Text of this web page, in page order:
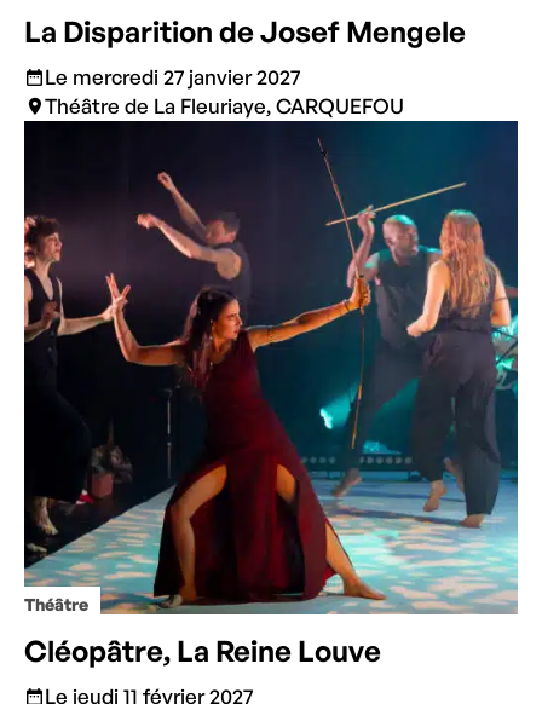
La Disparition de Josef Mengele
Le mercredi 27 janvier 2027
Théâtre de La Fleuriaye, CARQUEFOU
Théâtre
Cléopâtre, La Reine Louve
Le jeudi 11 février 2027